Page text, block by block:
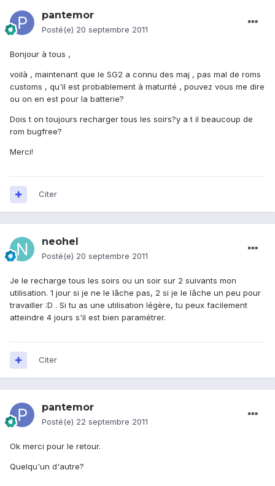
pantemor
Posté(e) 20 septembre 2011
Bonjour à tous ,
voilà , maintenant que le SG2 a connu des maj , pas mal de roms
customs , qu'il est probablement à maturité , pouvez vous me dire
ou on en est pour la batterie?
Dois t on toujours recharger tous les soirs?y a t il beaucoup de
rom bugfree?
Merci!
Citer
neohel
Posté(e) 20 septembre 2011
Je le recharge tous les soirs ou un soir sur 2 suivants mon
utilisation. 1 jour si je ne le lâche pas, 2 si je le lâche un peu pour
travailler :D . Si tu as une utilisation légère, tu peux facilement
atteindre 4 jours s'il est bien paramétrer.
Citer
pantemor
Posté(e) 22 septembre 2011
Ok merci pour le retour.
Quelqu'un d'autre?